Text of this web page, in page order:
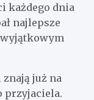
każdego dnia
najlepsze
już na
przyjaciela.